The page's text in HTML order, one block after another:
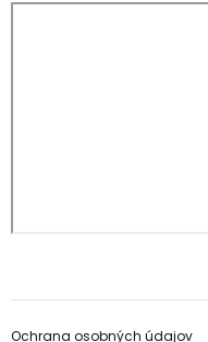
Ochrana osobných údajov